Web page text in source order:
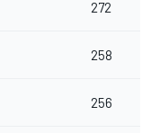
272
258
256